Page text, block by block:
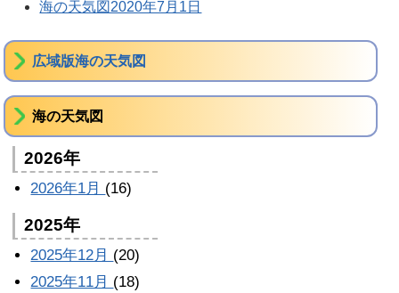
海の天気図2020年7月1日
広域版海の天気図
海の天気図
2026年
2026年1月 (16)
2025年
2025年12月 (20)
2025年11月 (18)